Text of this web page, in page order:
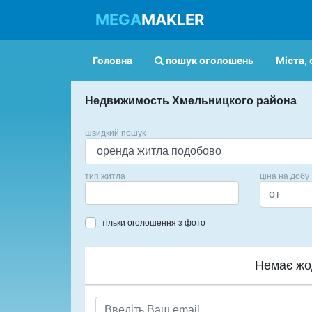
MEGAMAKLER
Головна пошук оголошень Міста,
Недвижимость Хмельницкого района
швидкий пошук
тип житла ціна на добу
тільки оголошення з фото
Немає